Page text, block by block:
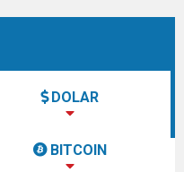
DOLAR
BITCOIN